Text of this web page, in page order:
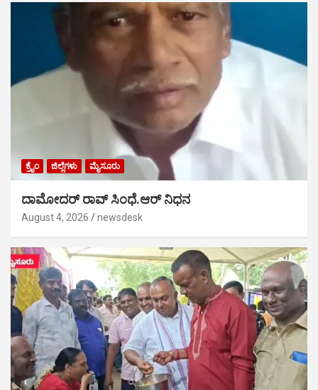
ಕ್ರೈಂ ಜಿಲ್ಲೆಗಳು ಮೈಸೂರು
ದಾಮೋದರ್ ರಾವ್ ಸಿಂಧೆ.ಆರ್ ನಿಧನ
August 4, 2026 newsdesk